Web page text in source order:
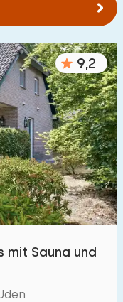
9,2
mit Sauna und